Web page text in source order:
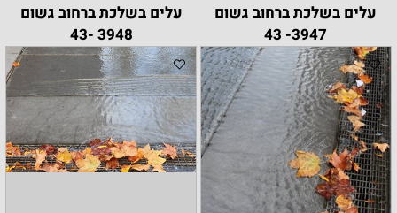
עלים בשלכת ברחוב גשום
3947- 43
עלים בשלכת ברחוב גשום
3948 -43